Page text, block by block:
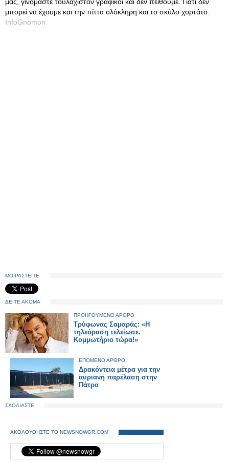
μπορεί να έχουμε και την πίττα ολόκληρη και το σκύλο χορτάτο.
InfoGnomon
ΜΟΙΡΑΣΤΕΙΤΕ
ΔΕΙΤΕ ΑΚΟΜΑ
ΠΡΟΗΓΟΥΜΕΝΟ ΑΡΘΡΟ
Τρύφωνας Σαμαράς: «Η
τηλεόραση τελείωσε.
Κομμωτήριο τώρα!»
ΕΠΟΜΕΝΟ ΑΡΘΡΟ
Δρακόντεια μέτρα για την
αυριανή παρέλαση στην
Πάτρα
ΣΧΟΛΙΑΣΤΕ
ΑΚΟΛΟΥΘΗΣΤΕ ΤΟ NEWSNOWGR.COM